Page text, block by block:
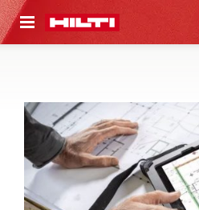
GŁÓWNEJ